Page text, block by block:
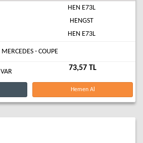
HEN E73L
HENGST
HEN E73L
MERCEDES - COUPE
VAR 73,57 TL
Hemen Al